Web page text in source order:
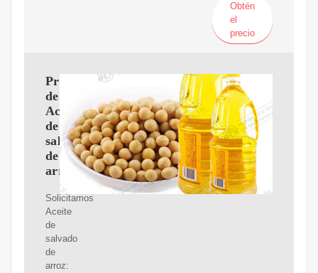
Obtén
el
precio
Proveedores
de
Aceite
de
salvado
de
arroz
Solicitamos
Aceite
de
salvado
de
arroz: